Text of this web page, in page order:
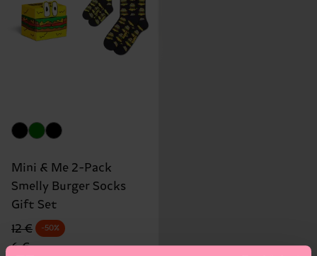
Mini & Me 2-Pack
Smelly Burger Socks
Gift Set
Precio original
12 €
Prix réduit
6 €
-50%